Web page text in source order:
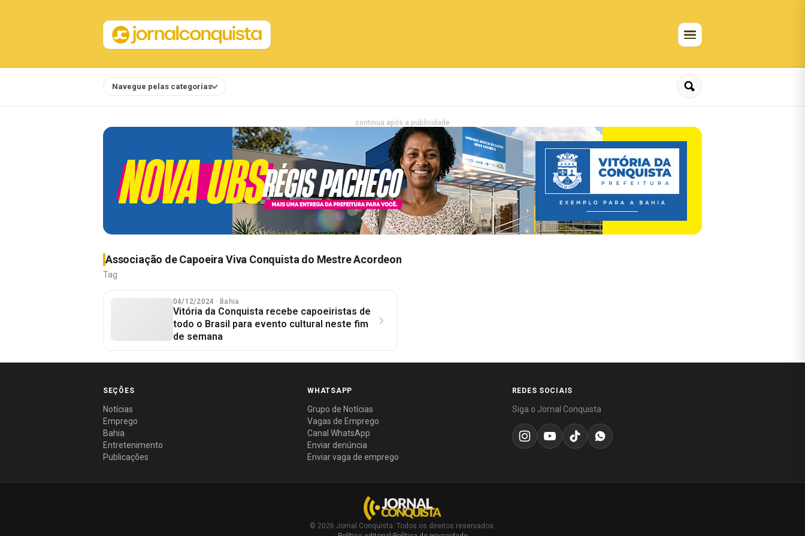
Navegue pelas categorias
continua após a publicidade
Associação de Capoeira Viva Conquista do Mestre Acordeon
Tag
04/12/2024 · Bahia
Vitória da Conquista recebe capoeiristas de
todo o Brasil para evento cultural neste fim
de semana
SEÇÕES
Notícias
Emprego
Bahia
Entretenimento
Publicações
WHATSAPP
Grupo de Notícias
Vagas de Emprego
Canal WhatsApp
Enviar denúncia
Enviar vaga de emprego
REDES SOCIAIS
Siga o Jornal Conquista
© 2026 Jornal Conquista. Todos os direitos reservados.